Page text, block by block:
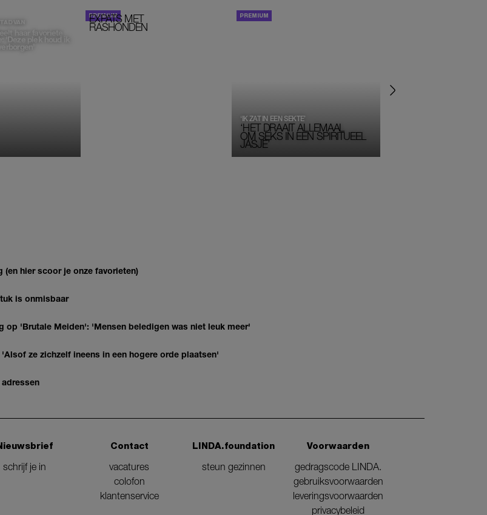
VAN
haar favoriete
'Deze plek houd ik
EXPATS MET
RASHONDEN
‘HET DRAAIT ALLEMAAL
OM SEKS IN EEN SPIRITUEEL
JASJE’
‘IK ZAT IN EEN SEKTE’
hier scoor je onze favorieten)
is onmisbaar
op 'Brutale Meiden': 'Mensen beledigen was niet leuk meer'
ze zichzelf ineens in een hogere orde plaatsen'
schrijf je in
Contact
vacatures
colofon
klantenservice
LINDA.foundation
steun gezinnen
Voorwaarden
gedragscode LINDA.
gebruiksvoorwaarden
leveringsvoorwaarden
privacybeleid